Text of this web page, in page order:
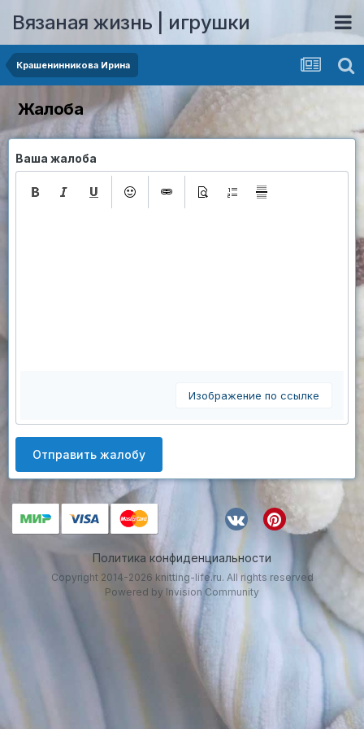
Вязаная жизнь | игрушки
Крашенинникова Ирина
Жалоба
Ваша жалоба
Изображение по ссылке
Отправить жалобу
Политика конфиденциальности
Copyright 2014-2026 knitting-life.ru. All rights reserved
Powered by Invision Community